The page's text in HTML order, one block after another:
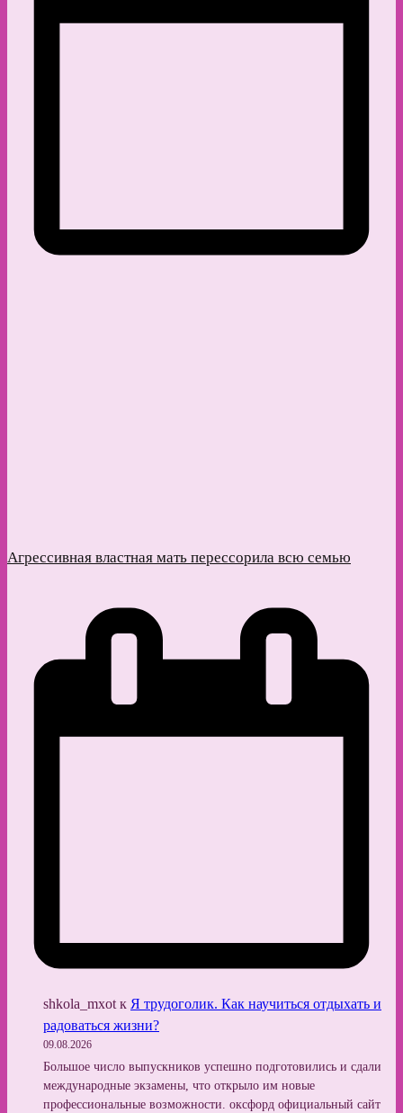
Агрессивная властная мать перессорила всю семью
shkola_mxot к Я трудоголик. Как научиться отдыхать и
радоваться жизни?
09.08.2026
Большое число выпускников успешно подготовились и сдали
международные экзамены, что открыло им новые
профессиональные возможности. оксфорд официальный сайт